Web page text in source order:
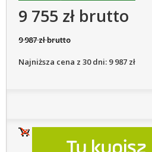
9 755 zł brutto
9 987 zł brutto
Najniższa cena z 30 dni: 9 987 zł